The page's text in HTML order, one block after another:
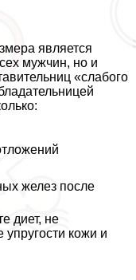
является
мужчин, но и
«слабого
желез после
диет, не
кожи и